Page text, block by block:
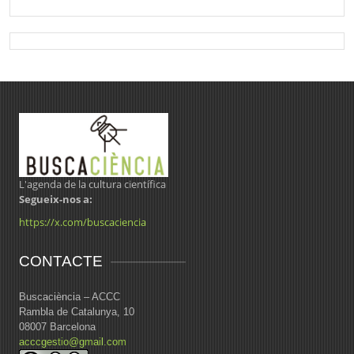
L'agenda de la cultura científica
Segueix-nos a:
https://x.com/buscaciencia
CONTACTE
Buscaciència – ACCC
Rambla de Catalunya, 10
08007 Barcelona
acccgestio@gmail.com